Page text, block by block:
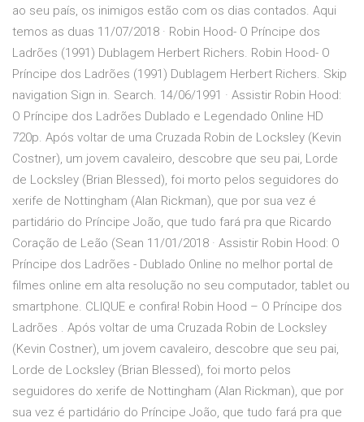
ao seu país, os inimigos estão com os dias contados. Aqui
temos as duas 11/07/2018 · Robin Hood- O Príncipe dos
Ladrões (1991) Dublagem Herbert Richers. Robin Hood- O
Príncipe dos Ladrões (1991) Dublagem Herbert Richers. Skip
navigation Sign in. Search. 14/06/1991 · Assistir Robin Hood:
O Príncipe dos Ladrões Dublado e Legendado Online HD
720p. Após voltar de uma Cruzada Robin de Locksley (Kevin
Costner), um jovem cavaleiro, descobre que seu pai, Lorde
de Locksley (Brian Blessed), foi morto pelos seguidores do
xerife de Nottingham (Alan Rickman), que por sua vez é
partidário do Príncipe João, que tudo fará pra que Ricardo
Coração de Leão (Sean 11/01/2018 · Assistir Robin Hood: O
Príncipe dos Ladrões - Dublado Online no melhor portal de
filmes online em alta resolução no seu computador, tablet ou
smartphone. CLIQUE e confira! Robin Hood – O Príncipe dos
Ladrões . Após voltar de uma Cruzada Robin de Locksley
(Kevin Costner), um jovem cavaleiro, descobre que seu pai,
Lorde de Locksley (Brian Blessed), foi morto pelos
seguidores do xerife de Nottingham (Alan Rickman), que por
sua vez é partidário do Príncipe João, que tudo fará pra que